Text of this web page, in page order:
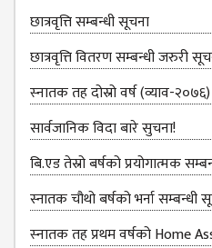
KMC INTAKE
CAPACITY
RESULT
REPORTS &
PUBLICATION
AUDIT
REPORT
ANNUAL
REPORT
छात्रवृत्ति सम्बन्धी सूचना
छात्रवृत्ति वितरण सम्बन्धी जरुरी
स्‍नातक तह दोस्रो वर्ष (व्याव-
सार्वजानिक विदा बारे सुचना!
बि.एड तेस्रो बर्षको प्रयोगात्मक
स्नातक चौथो बर्षको भर्ना सम्बन्धी
स्‍नातक तह प्रथम वर्षको Home